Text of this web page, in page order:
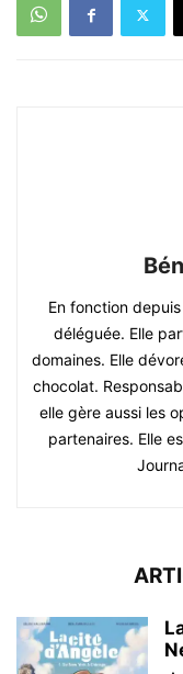
En fonction
déléguée. Elle
domaines. Elle
chocolat.
elle gère aussi les
partenaires. Elle